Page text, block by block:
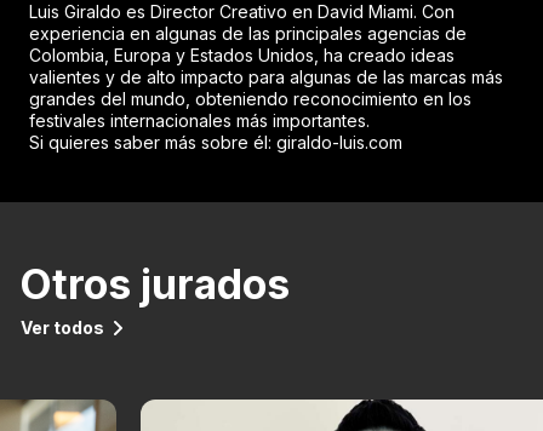
Luis Giraldo es Director Creativo en David Miami. Con
experiencia en algunas de las principales agencias de
Colombia, Europa y Estados Unidos, ha creado ideas
valientes y de alto impacto para algunas de las marcas más
grandes del mundo, obteniendo reconocimiento en los
festivales internacionales más importantes.
Si quieres saber más sobre él: giraldo-luis.com
Otros jurados
Ver todos